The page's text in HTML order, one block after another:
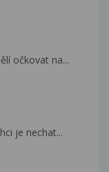
očkovat na...
je nechat...